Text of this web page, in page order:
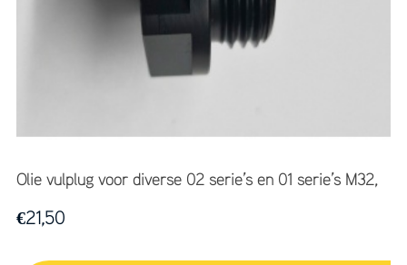
Olie vulplug voor diverse 02 serie’s en 01 serie’s M32,
€21,50